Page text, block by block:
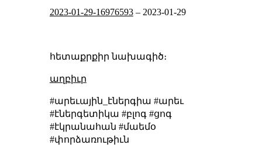
2023-01-29-16976593– 2023-01-29
հետաքրքիր նախագիծ։
աղբիւր
#արեւային_էներգիա #արեւ
#էներգետիկա #բլոգ #ցոգ
#էկրանահան #մաեմօ
#փորձառութիւն